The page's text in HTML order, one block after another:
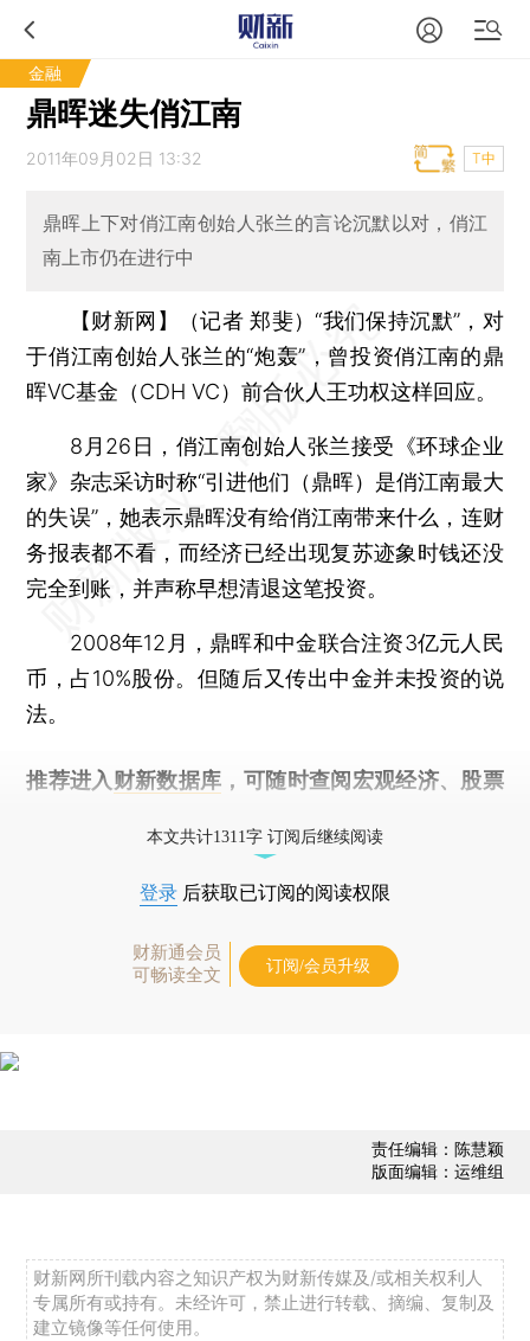
金融
鼎晖迷失俏江南
2011年09月02日 13:32 T中
鼎晖上下对俏江南创始人张兰的言论沉默以对，俏江
南上市仍在进行中
【财新网】（记者 郑斐）“我们保持沉默”，对
于俏江南创始人张兰的“炮轰”，曾投资俏江南的鼎
晖VC基金（CDH VC）前合伙人王功权这样回应。
8月26日，俏江南创始人张兰接受《环球企业
家》杂志采访时称“引进他们（鼎晖）是俏江南最大
的失误”，她表示鼎晖没有给俏江南带来什么，连财
务报表都不看，而经济已经出现复苏迹象时钱还没
完全到账，并声称早想清退这笔投资。
2008年12月，鼎晖和中金联合注资3亿元人民
币，占10%股份。但随后又传出中金并未投资的说
法。
推荐进入 财新数据库 ，可随时查阅宏观经济、股票
本文共计1311字 订阅后继续阅读
登录 后获取已订阅的阅读权限
财新通会员
可畅读全文
订阅/会员升级
责任编辑：陈慧颖
版面编辑：运维组
财新网所刊载内容之知识产权为财新传媒及/或相关权利人
专属所有或持有。未经许可，禁止进行转载、摘编、复制及
建立镜像等任何使用。